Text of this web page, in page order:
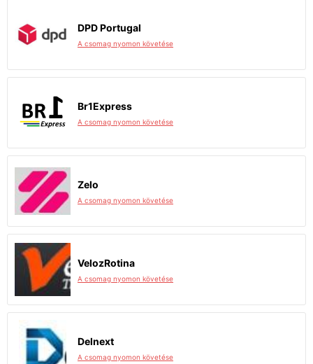
DPD Portugal
A csomag nyomon követése
Br1Express
A csomag nyomon követése
Zelo
A csomag nyomon követése
VelozRotina
A csomag nyomon követése
Delnext
A csomag nyomon követése